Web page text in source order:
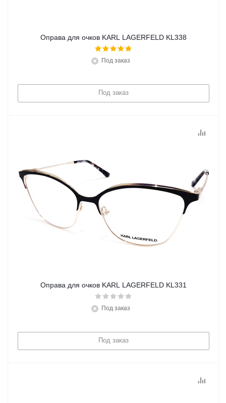
Оправа для очков KARL LAGERFELD KL338
Под заказ
Под заказ
Оправа для очков KARL LAGERFELD KL331
Под заказ
Под заказ